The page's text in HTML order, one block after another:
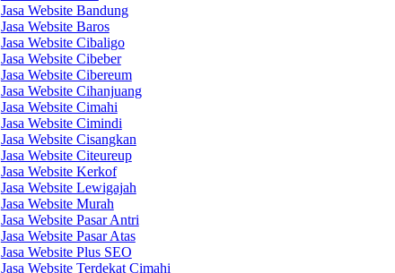
Jasa Website Bandung
Jasa Website Baros
Jasa Website Cibaligo
Jasa Website Cibeber
Jasa Website Cibereum
Jasa Website Cihanjuang
Jasa Website Cimahi
Jasa Website Cimindi
Jasa Website Cisangkan
Jasa Website Citeureup
Jasa Website Kerkof
Jasa Website Lewigajah
Jasa Website Murah
Jasa Website Pasar Antri
Jasa Website Pasar Atas
Jasa Website Plus SEO
Jasa Website Terdekat Cimahi